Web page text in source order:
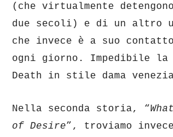
(che virtualmente
due secoli) e di un altro
che invece è a suo
ogni giorno. Impedibile la
Death in stile dama
Nella seconda storia, “
of Desire”, troviamo